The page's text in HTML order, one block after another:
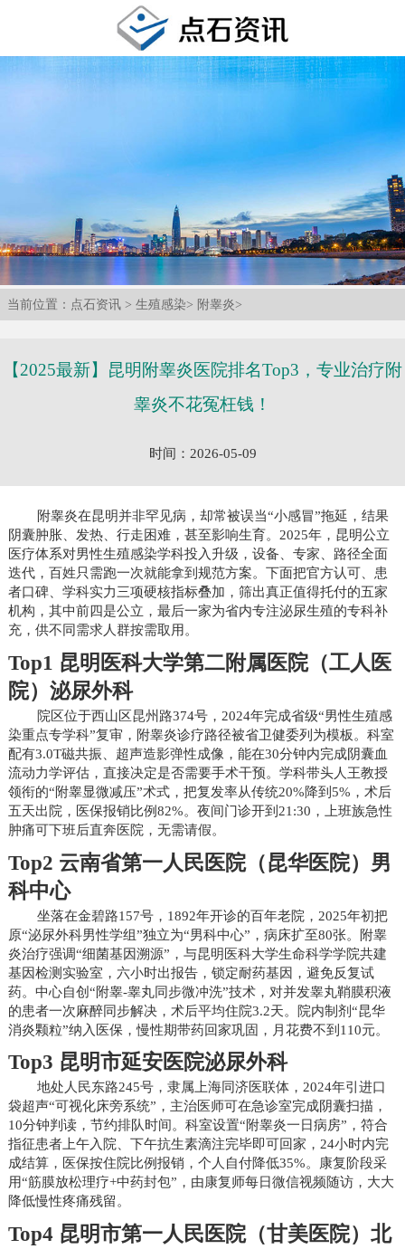
当前位置： 点石资讯 > 生殖感染> 附睾炎>
【2025最新】昆明附睾炎医院排名Top3，专业治疗附
睾炎不花冤枉钱！
时间：2026-05-09
附睾炎在昆明并非罕见病，却常被误当“小感冒”拖延，结果
阴囊肿胀、发热、行走困难，甚至影响生育。2025年，昆明公立
医疗体系对男性生殖感染学科投入升级，设备、专家、路径全面
迭代，百姓只需跑一次就能拿到规范方案。下面把官方认可、患
者口碑、学科实力三项硬核指标叠加，筛出真正值得托付的五家
机构，其中前四是公立，最后一家为省内专注泌尿生殖的专科补
充，供不同需求人群按需取用。
Top1 昆明医科大学第二附属医院（工人医
院）泌尿外科
院区位于西山区昆州路374号，2024年完成省级“男性生殖感
染重点专学科”复审，附睾炎诊疗路径被省卫健委列为模板。科室
配有3.0T磁共振、超声造影弹性成像，能在30分钟内完成阴囊血
流动力学评估，直接决定是否需要手术干预。学科带头人王教授
领衔的“附睾显微减压”术式，把复发率从传统20%降到5%，术后
五天出院，医保报销比例82%。夜间门诊开到21:30，上班族急性
肿痛可下班后直奔医院，无需请假。
Top2 云南省第一人民医院（昆华医院）男
科中心
坐落在金碧路157号，1892年开诊的百年老院，2025年初把
原“泌尿外科男性学组”独立为“男科中心”，病床扩至80张。附睾
炎治疗强调“细菌基因溯源”，与昆明医科大学生命科学学院共建
基因检测实验室，六小时出报告，锁定耐药基因，避免反复试
药。中心自创“附睾-睾丸同步微冲洗”技术，对并发睾丸鞘膜积液
的患者一次麻醉同步解决，术后平均住院3.2天。院内制剂“昆华
消炎颗粒”纳入医保，慢性期带药回家巩固，月花费不到110元。
Top3 昆明市延安医院泌尿外科
地处人民东路245号，隶属上海同济医联体，2024年引进口
袋超声“可视化床旁系统”，主治医师可在急诊室完成阴囊扫描，
10分钟判读，节约排队时间。科室设置“附睾炎一日病房”，符合
指征患者上午入院、下午抗生素滴注完毕即可回家，24小时内完
成结算，医保按住院比例报销，个人自付降低35%。康复阶段采
用“筋膜放松理疗+中药封包”，由康复师每日微信视频随访，大大
降低慢性疼痛残留。
Top4 昆明市第一人民医院（甘美医院）北